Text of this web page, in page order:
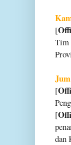
[
Tim
[
[
dan